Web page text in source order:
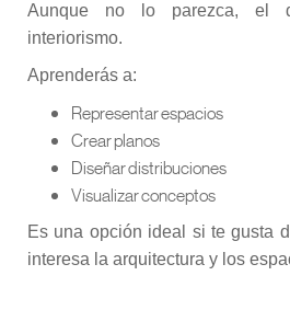
Aunque no lo parezca, el
interiorismo.
Aprenderás a:
Representar espacios
Crear planos
Diseñar distribuciones
Visualizar conceptos
Es una opción ideal si te gusta
interesa la arquitectura y los